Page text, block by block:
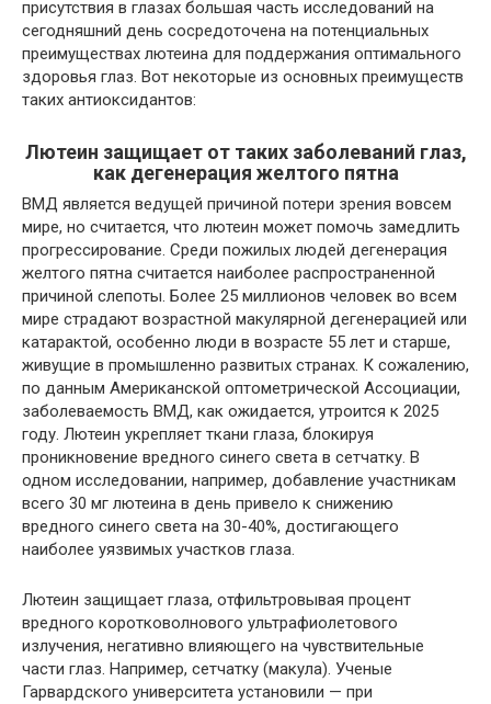
присутствия в глазах большая часть исследований на
сегодняшний день сосредоточена на потенциальных
преимуществах лютеина для поддержания оптимального
здоровья глаз. Вот некоторые из основных преимуществ
таких антиоксидантов:
Лютеин защищает от таких заболеваний глаз,
как дегенерация желтого пятна
ВМД является ведущей причиной потери зрения вовсем
мире, но считается, что лютеин может помочь замедлить
прогрессирование. Среди пожилых людей дегенерация
желтого пятна считается наиболее распространенной
причиной слепоты. Более 25 миллионов человек во всем
мире страдают возрастной макулярной дегенерацией или
катарактой, особенно люди в возрасте 55 лет и старше,
живущие в промышленно развитых странах. К сожалению,
по данным Американской оптометрической Ассоциации,
заболеваемость ВМД, как ожидается, утроится к 2025
году. Лютеин укрепляет ткани глаза, блокируя
проникновение вредного синего света в сетчатку. В
одном исследовании, например, добавление участникам
всего 30 мг лютеина в день привело к снижению
вредного синего света на 30-40%, достигающего
наиболее уязвимых участков глаза.
Лютеин защищает глаза, отфильтровывая процент
вредного коротковолнового ультрафиолетового
излучения, негативно влияющего на чувствительные
части глаз. Например, сетчатку (макула). Ученые
Гарвардского университета установили — при